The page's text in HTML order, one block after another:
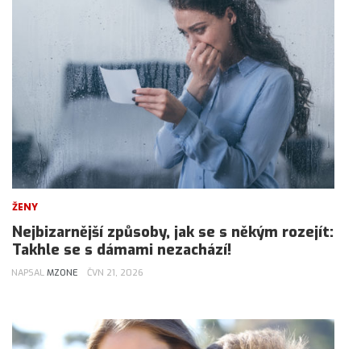
ŽENY
Nejbizarnější způsoby, jak se s někým rozejít:
Takhle se s dámami nezachází!
NAPSAL MZONE ČVN 21, 2026